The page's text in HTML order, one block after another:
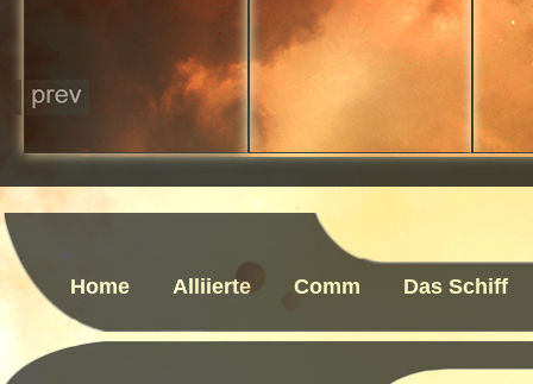
Home Alliierte Comm Das Schiff